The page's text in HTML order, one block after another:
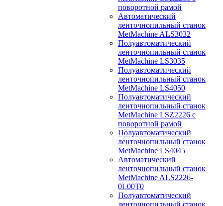
поворотной рамой
Автоматический
ленточнопильный станок
MetMachine ALS3032
Полуавтоматический
ленточнопильный станок
MetMachine LS3035
Полуавтоматический
ленточнопильный станок
MetMachine LS4050
Полуавтоматический
ленточнопильный станок
MetMachine LSZ2226 с
поворотной рамой
Полуавтоматический
ленточнопильный станок
MetMachine LS4045
Автоматический
ленточнопильный станок
MetMachine ALS2226-
0L00T0
Полуавтоматический
ленточнопильный станок